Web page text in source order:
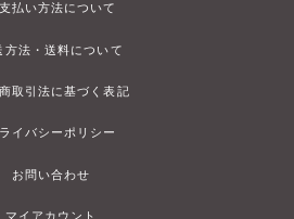
払い方法について
方法・送料について
取引法に基づく表記
イバシーポリシー
お問い合わせ
マイアカウント